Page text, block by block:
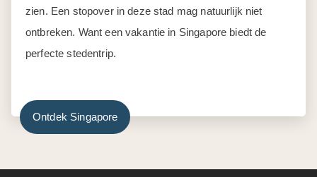
zien. Een stopover in deze stad mag natuurlijk niet
ontbreken. Want een vakantie in Singapore biedt de
perfecte stedentrip.
Ontdek Singapore